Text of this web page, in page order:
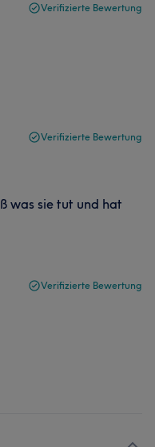
Verifizierte Bewertung
Verifizierte Bewertung
was sie tut und hat
Verifizierte Bewertung